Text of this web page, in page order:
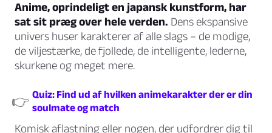
Anime, oprindeligt en japansk kunstform, har
sat sit præg over hele verden. Dens ekspansive
univers huser karakterer af alle slags – de modige,
de viljestærke, de fjollede, de intelligente, lederne,
skurkene og meget mere.
👉 Quiz: Find ud af hvilken animekarakter der er din
soulmate og match
Komisk aflastning eller nogen, der udfordrer dig til